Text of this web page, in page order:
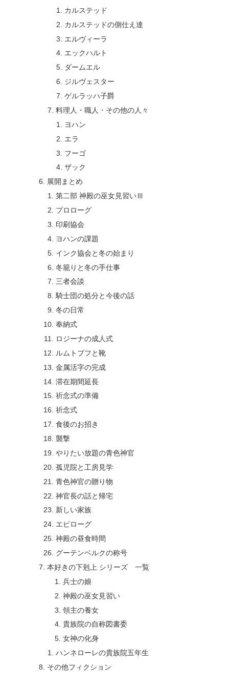
カルステッド
カルステッドの側仕え達
エルヴィーラ
エックハルト
ダームエル
ジルヴェスター
ゲルラッハ子爵
料理人・職人・その他の人々
ヨハン
エラ
フーゴ
ザック
展開まとめ
第二部 神殿の巫女見習いⅢ
プロローグ
印刷協会
ヨハンの課題
インク協会と冬の始まり
冬籠りと冬の手仕事
三者会談
騎士団の処分と今後の話
冬の日常
奉納式
ロジーナの成人式
ルムトプフと靴
金属活字の完成
滞在期間延長
祈念式の準備
祈念式
食後のお招き
襲撃
やりたい放題の青色神官
孤児院と工房見学
青色神官の贈り物
神官長の話と帰宅
新しい家族
エピローグ
神殿の昼食時間
グーテンベルクの称号
本好きの下剋上 シリーズ 一覧
兵士の娘
神殿の巫女見習い
領主の養女
貴族院の自称図書委
女神の化身
ハンネローレの貴族院五年生
その他フィクション